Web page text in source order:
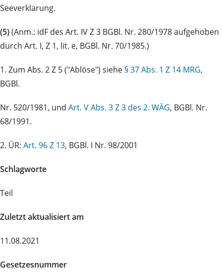
Seeverklarung.
(5)(Anm.: idF des Art. IV Z 3 BGBl. Nr. 280/1978 aufgehoben
durch Art. I, Z 1, lit. e, BGBl. Nr. 70/1985.)
1. Zum Abs. 2 Z 5 ("Ablöse") siehe § 37 Abs. 1 Z 14 MRG,
BGBl.
Nr. 520/1981, und Art. V Abs. 3 Z 3 des 2. WÄG, BGBl. Nr.
68/1991.
2. ÜR: Art. 96 Z 13, BGBl. I Nr. 98/2001
Schlagworte
Teil
Zuletzt aktualisiert am
11.08.2021
Gesetzesnummer